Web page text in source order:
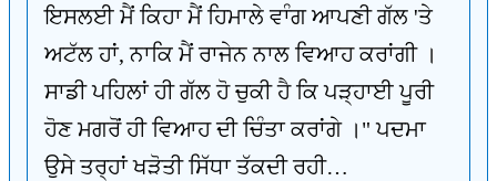
ਇਸਲਈ ਮੈਂ ਕਿਹਾ ਮੈਂ ਹਿਮਾਲੇ ਵਾੰਗ ਆਪਣੀ ਗੱਲ 'ਤੇ
ਅਟੱਲ ਹਾਂ, ਨਾਕਿ ਮੈਂ ਰਾਜੇਨ ਨਾਲ ਵਿਆਹ ਕਰਾਂਗੀ ।
ਸਾਡੀ ਪਹਿਲਾਂ ਹੀ ਗੱਲ ਹੋ ਚੁਕੀ ਹੈ ਕਿ ਪੜ੍ਹਾਈ ਪੂਰੀ
ਹੋਣ ਮਗਰੋਂ ਹੀ ਵਿਆਹ ਦੀ ਚਿੰਤਾ ਕਰਾਂਗੇ ।" ਪਦਮਾ
ਉਸੇ ਤਰ੍ਹਾਂ ਖੜੋਤੀ ਸਿੱਧਾ ਤੱਕਦੀ ਰਹੀ…